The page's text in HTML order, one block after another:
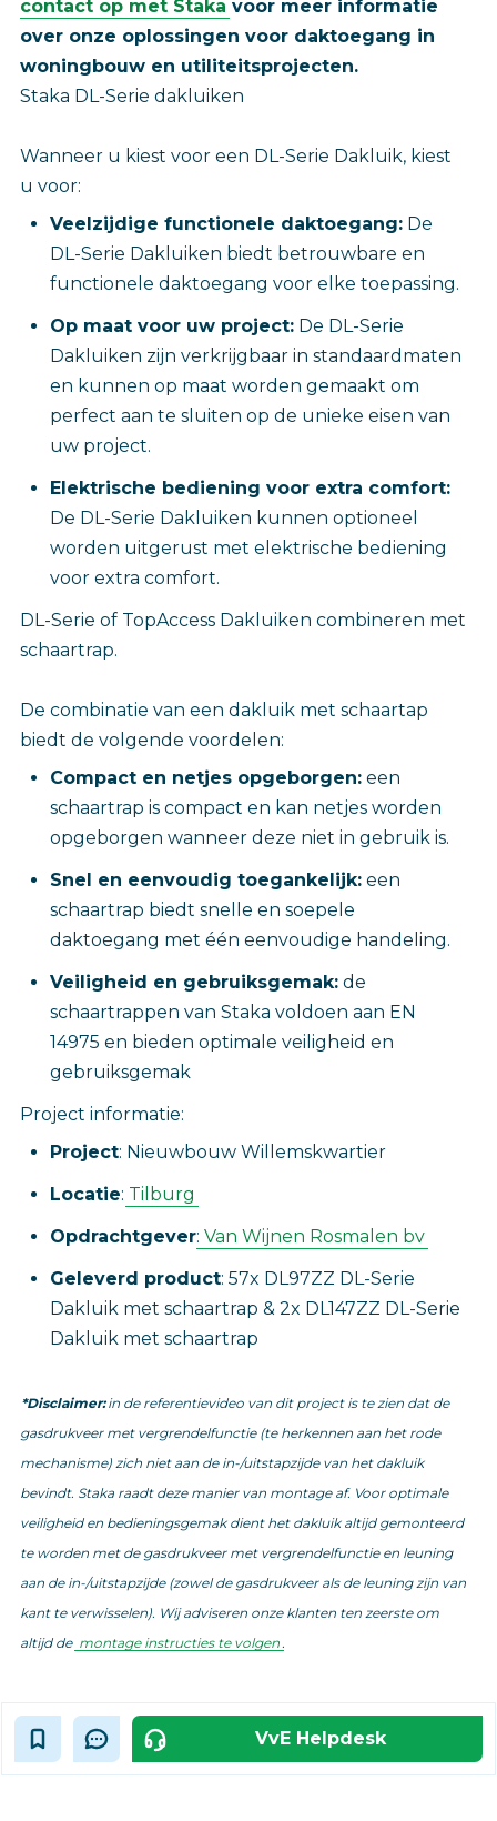
contact op met Staka voor meer informatie
over onze oplossingen voor daktoegang in
woningbouw en utiliteitsprojecten.
Staka DL-Serie dakluiken
Wanneer u kiest voor een DL-Serie Dakluik, kiest
u voor:
Veelzijdige functionele daktoegang: De
DL-Serie Dakluiken biedt betrouwbare en
functionele daktoegang voor elke toepassing.
Op maat voor uw project: De DL-Serie
Dakluiken zijn verkrijgbaar in standaardmaten
en kunnen op maat worden gemaakt om
perfect aan te sluiten op de unieke eisen van
uw project.
Elektrische bediening voor extra comfort:
De DL-Serie Dakluiken kunnen optioneel
worden uitgerust met elektrische bediening
voor extra comfort.
DL-Serie of TopAccess Dakluiken combineren met
schaartrap.
De combinatie van een dakluik met schaartap
biedt de volgende voordelen:
Compact en netjes opgeborgen: een
schaartrap is compact en kan netjes worden
opgeborgen wanneer deze niet in gebruik is.
Snel en eenvoudig toegankelijk: een
schaartrap biedt snelle en soepele
daktoegang met één eenvoudige handeling.
Veiligheid en gebruiksgemak: de
schaartrappen van Staka voldoen aan EN
14975 en bieden optimale veiligheid en
gebruiksgemak
Project informatie:
Project: Nieuwbouw Willemskwartier
Locatie: Tilburg
Opdrachtgever: Van Wijnen Rosmalen bv
Geleverd product: 57x DL97ZZ DL-Serie
Dakluik met schaartrap & 2x DL147ZZ DL-Serie
Dakluik met schaartrap
*Disclaimer: in de referentievideo van dit project is te zien dat de
gasdrukveer met vergrendelfunctie (te herkennen aan het rode
mechanisme) zich niet aan de in-/uitstapzijde van het dakluik
bevindt. Staka raadt deze manier van montage af. Voor optimale
veiligheid en bedieningsgemak dient het dakluik altijd gemonteerd
te worden met de gasdrukveer met vergrendelfunctie en leuning
aan de in-/uitstapzijde (zowel de gasdrukveer als de leuning zijn van
kant te verwisselen). Wij adviseren onze klanten ten zeerste om
altijd de montage instructies te volgen.
VvE Helpdesk